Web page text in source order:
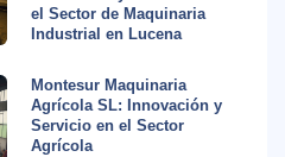
el Sector de Maquinaria
Industrial en Lucena
Montesur Maquinaria
Agrícola SL: Innovación y
Servicio en el Sector
Agrícola